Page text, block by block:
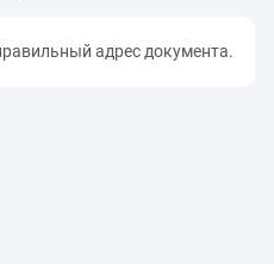
адрес документа.